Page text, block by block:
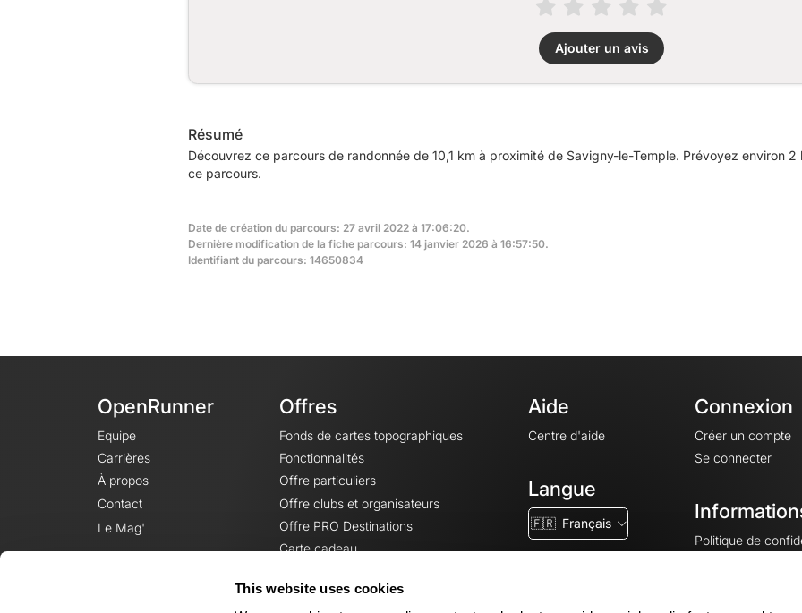
This website uses cookies
Ajouter un avis
Résumé
Découvrez ce parcours de randonnée de 10,1 km à proximité de Savigny-le-Temple. Prévoyez environ
ce parcours.
Date de création du parcours: 27 avril 2022 à 17:06:20.
Dernière modification de la fiche parcours: 14 janvier 2026 à 16:57:50.
Identifiant du parcours: 14650834
OpenRunner
Equipe
Carrières
À propos
Contact
Le Mag'
Offres
Fonds de cartes topographiques
Fonctionnalités
Offre particuliers
Offre clubs et organisateurs
Offre PRO Destinations
Carte cadeau
Aide
Centre d'aide
Langue
🇫🇷 Français
Connexion
Créer un compte
Se connecter
Politique de
Mentions légales